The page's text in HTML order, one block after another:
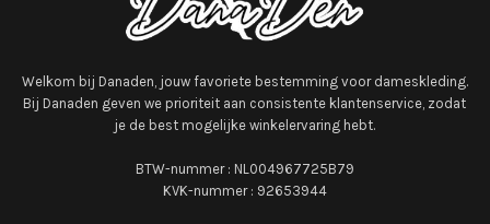
Welkom bij Danaden, jouw favoriete bestemming voor dameskleding.
Bij Danaden geven we prioriteit aan consistente klantenservice, zodat
je de best mogelijke winkelervaring hebt.
BTW-nummer : NL004967725B79
KVK-nummer : 92653944